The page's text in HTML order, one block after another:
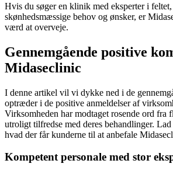
Hvis du søger en klinik med eksperter i
skønhedsmæssige behov og ønsker, er
værd at overveje.
Gennemgående positive
Midaseclinic
I denne artikel vil vi dykke ned i de
optræder i de positive anmeldelser af
Virksomheden har modtaget rosende ord fra
utroligt tilfredse med deres behandlinger.
hvad der får kunderne til at anbefale
Kompetent personale med stor